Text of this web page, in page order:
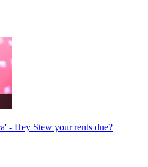
- Hey Stew your rents due?